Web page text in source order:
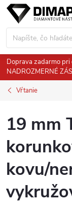
Prejsť
obsah
Doprava zadarmo pri
NADROZMERNÉ
Vŕtanie
19 mm
kovu/